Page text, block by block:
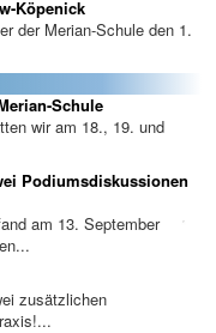
Köpenick
der Merian-Schule den 1.
Schule
wir am 18., 19. und
Podiumsdiskussionen
am 13. September
zusätzlichen